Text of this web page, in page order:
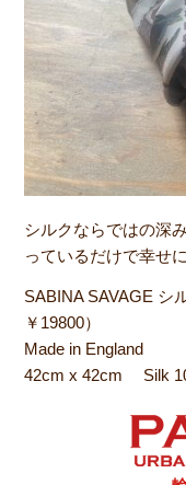
シルクならではの深
っているだけで幸せ
SABINA SAVAGE
￥19800）
Made in England
42cm x 42cm Silk